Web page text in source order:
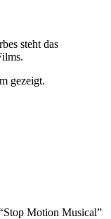
steht das
gezeigt.
Motion Musical”